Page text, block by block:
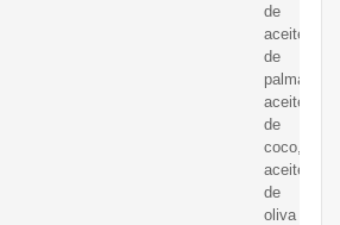
de
aceite
de
palma,
aceite
de
coco,
aceite
de
oliva